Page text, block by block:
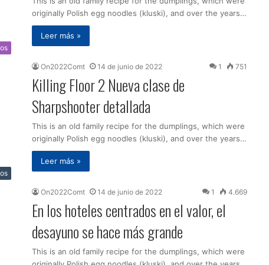
originally Polish egg noodles (kluski), and over the years…
Leer más »
On2022Comt 14 de junio de 2022 1 751
Killing Floor 2 Nueva clase de
Sharpshooter detallada
This is an old family recipe for the dumplings, which were
originally Polish egg noodles (kluski), and over the years…
Leer más »
On2022Comt 14 de junio de 2022 1 4.669
En los hoteles centrados en el valor, el
desayuno se hace más grande
This is an old family recipe for the dumplings, which were